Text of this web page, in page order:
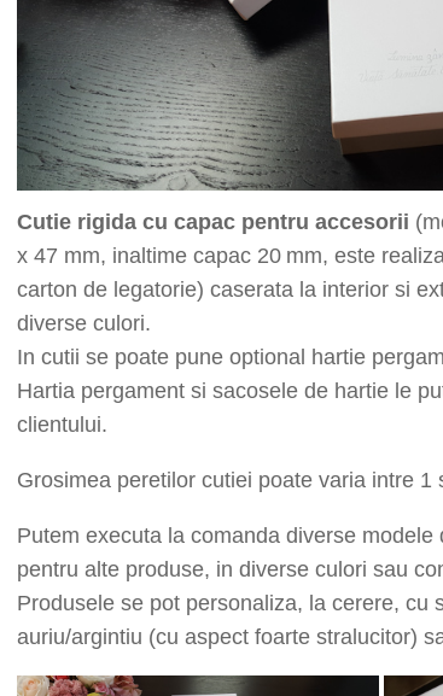
Cutie rigida cu capac pentru accesorii
x 47m m, inaltime capac 20 mm, este
carton de legatorie) caserata la interior si
diverse culori.
In cutii se poate pune optional hartie
Hartia pergament si sacosele de hartie le
Putem executa la comanda diverse
pentru alte produse, in diverse culori sau
Produsele se pot personaliza, la cerere, cu
auriu/argintiu (cu aspect foarte stralucitor)